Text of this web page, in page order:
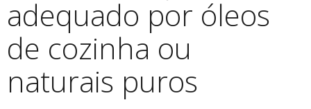
adequado por óleos
de cozinha ou
naturais puros